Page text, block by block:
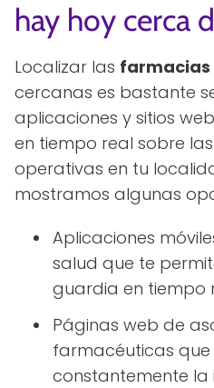
hay hoy cerca
Localizar las farmacias
cercanas es bastante
aplicaciones y sitios
en tiempo real sobre
operativas en tu
mostramos algunas
Aplicaciones
salud que te
guardia en tiempo
Páginas web de
farmacéuticas
constantemente la